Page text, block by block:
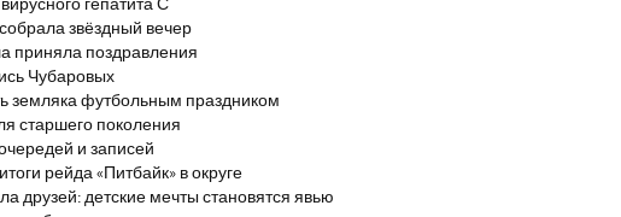
гепатита С
звёздный вечер
приняла поздравления
Чубаровых
земляка футбольным праздником
старшего поколения
и записей
рейда «Питбайк» в округе
друзей: детские мечты становятся явью